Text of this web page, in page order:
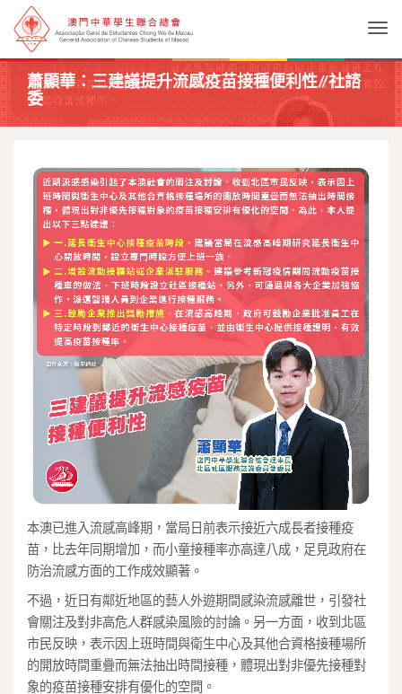
蕭顯華：三建議提升流感疫苗接種便利性//社諮
委
本澳已進入流感高峰期，當局日前表示接近六成長者接種疫
苗，比去年同期增加，而小童接種率亦高達八成，足見政府在
防治流感方面的工作成效顯著。
不過，近日有鄰近地區的藝人外遊期間感染流感離世，引發社
會關注及對非高危人群感染風險的討論。另一方面，收到北區
市民反映，表示因上班時間與衛生中心及其他合資格接種場所
的開放時間重疊而無法抽出時間接種，體現出對非優先接種對
象的疫苗接種安排有優化的空間。